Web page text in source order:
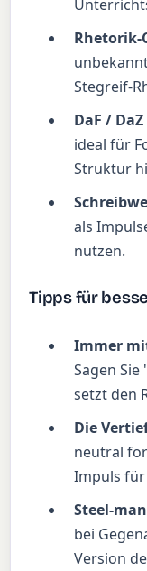
Rhetorik-
Stegreif-
DaF /
ideal für
Struktur
als
nutzen.
Tipps für
Immer
Sagen
setzt den
Die
neutral
Impuls für
Steel-
bei
Version